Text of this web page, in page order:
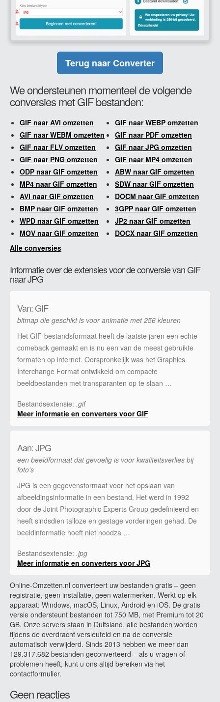
Terug naar Converter
We ondersteunen momenteel de volgende
conversies met GIF bestanden:
GIF naar AVI omzetten
GIF naar WEBP omzetten
GIF naar WEBM omzetten
GIF naar PDF omzetten
GIF naar FLV omzetten
GIF naar JPG omzetten
GIF naar PNG omzetten
GIF naar MP4 omzetten
ODP naar GIF omzetten
ABW naar GIF omzetten
MP4 naar GIF omzetten
SDW naar GIF omzetten
AVI naar GIF omzetten
DOCM naar GIF omzetten
BMP naar GIF omzetten
3GPP naar GIF omzetten
WPD naar GIF omzetten
JP2 naar GIF omzetten
MOV naar GIF omzetten
DOCX naar GIF omzetten
Alle conversies
Informatie over de extensies voor de conversie van GIF
naar JPG
Van: GIF
bitmap die geschikt is voor animatie met 256 kleuren
Het GIF-bestandsformaat heeft de laatste jaren een echte
comeback gemaakt en is nu een van de meest gebruikte
formaten op internet. Oorspronkelijk was het Graphics
Interchange Format ontwikkeld om compacte
beeldbestanden met transparanten op te slaan …
Bestandsextensie: .gif
Meer informatie en converters voor GIF
Aan: JPG
een beeldformaat dat gevoelig is voor kwaliteitsverlies bij
foto's
JPG is een gegevensformaat voor het opslaan van
afbeeldingsinformatie in een bestand. Het werd in 1992
door de Joint Photographic Experts Group gedefinieerd en
heeft sindsdien talloze en gestage vorderingen gehad. De
beeldinformatie hoeft niet noodza …
Bestandsextensie: .jpg
Meer informatie en converters voor JPG
Online-Omzetten.nl converteert uw bestanden gratis – geen
registratie, geen installatie, geen watermerken. Werkt op elk
apparaat: Windows, macOS, Linux, Android en iOS. De gratis
versie ondersteunt bestanden tot 750 MB, met Premium tot 20
GB. Onze servers staan in Duitsland, alle bestanden worden
tijdens de overdracht versleuteld en na de conversie
automatisch verwijderd. Sinds 2013 hebben we meer dan
129.317.682 bestanden geconverteerd – als u vragen of
problemen heeft, kunt u ons altijd bereiken via het
contactformulier.
Geen reacties